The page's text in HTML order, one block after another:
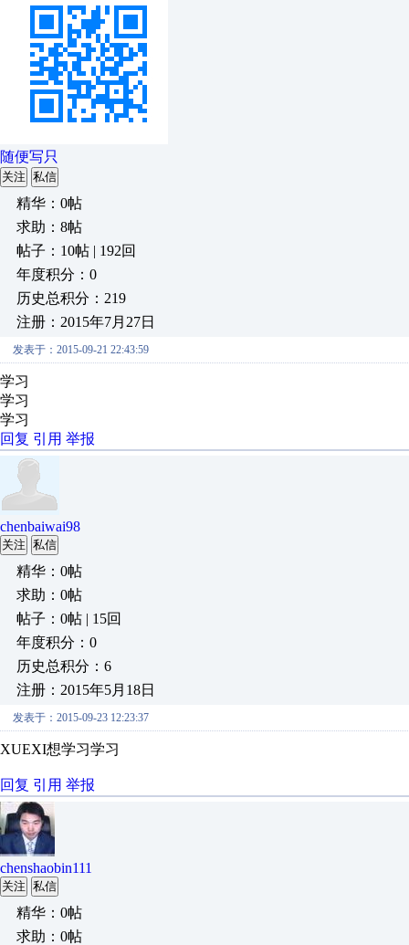
随便写只
关注 私信
精华：0帖
求助：8帖
帖子：10帖 | 192回
年度积分：0
历史总积分：219
注册：2015年7月27日
发表于：2015-09-21 22:43:59
学习
学习
学习
回复 引用 举报
chenbaiwai98
关注 私信
精华：0帖
求助：0帖
帖子：0帖 | 15回
年度积分：0
历史总积分：6
注册：2015年5月18日
发表于：2015-09-23 12:23:37
XUEXI想学习学习
回复 引用 举报
chenshaobin111
关注 私信
精华：0帖
求助：0帖